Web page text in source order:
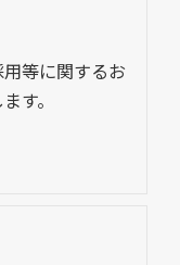
等に関するお
す。